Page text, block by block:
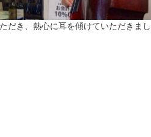
だき、熱心に耳を傾けていただきまし